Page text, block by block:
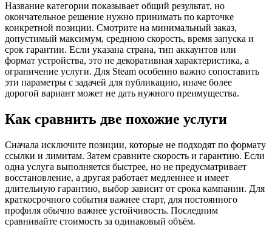
Название категории показывает общий результат, но
окончательное решение нужно принимать по карточке
конкретной позиции. Смотрите на минимальный заказ,
допустимый максимум, среднюю скорость, время запуска и
срок гарантии. Если указана страна, тип аккаунтов или
формат устройства, это не декоративная характеристика, а
ограничение услуги. Для Steam особенно важно сопоставить
эти параметры с задачей для публикацию, иначе более
дорогой вариант может не дать нужного преимущества.
Как сравнить две похожие услуги
Сначала исключите позиции, которые не подходят по формату
ссылки и лимитам. Затем сравните скорость и гарантию. Если
одна услуга выполняется быстрее, но не предусматривает
восстановление, а другая работает медленнее и имеет
длительную гарантию, выбор зависит от срока кампании. Для
краткосрочного события важнее старт, для постоянного
профиля обычно важнее устойчивость. Последним
сравнивайте стоимость за одинаковый объём.